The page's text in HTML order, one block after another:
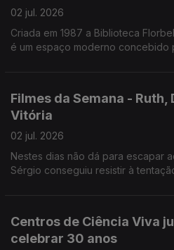
02 jul. 2026
Criada em 1987 a Biblioteca
é um espaço moderno concebido
Filmes da Semana -
Vitória
02 jul. 2026
Nestes dias não dá para escapar
Sérgio conseguiu resistir à
Centros de Ciência Viva
celebrar 30 anos